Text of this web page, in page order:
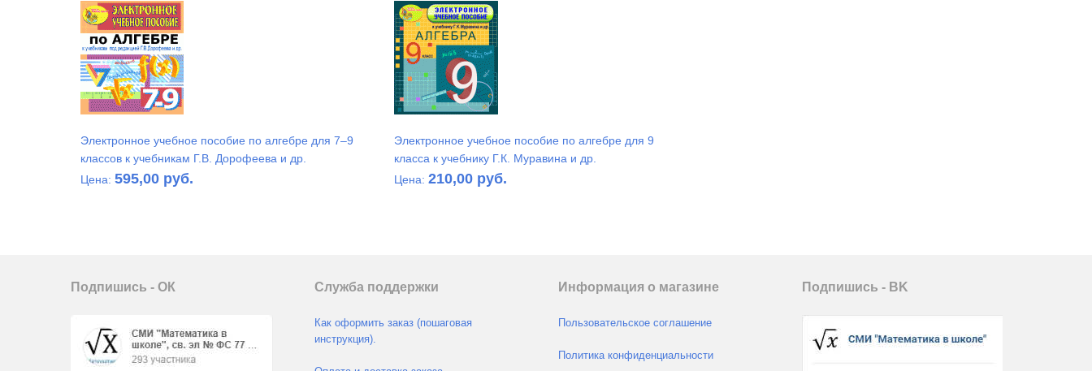
Электронное учебное пособие по алгебре для 7–9
классов к учебникам Г.В. Дорофеева и др.
Цена: 595,00 руб.
Электронное учебное пособие по алгебре для 9
класса к учебнику Г.К. Муравина и др.
Цена: 210,00 руб.
Подпишись - ОК Служба поддержки
Как оформить заказ (пошаговая
инструкция).
Информация о магазине
Пользовательское соглашение
Политика конфиденциальности
Подпишись - ВK